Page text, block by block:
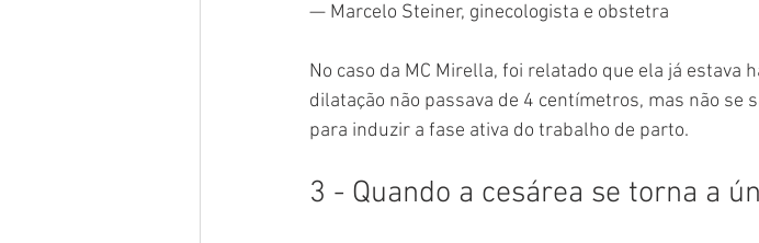
— Marcelo Steiner, ginecologista e obstetra
No caso da MC Mirella, foi relatado que ela já estava
dilatação não passava de 4 centímetros, mas não se
para induzir a fase ativa do trabalho de parto.
3 - Quando a cesárea se torna a